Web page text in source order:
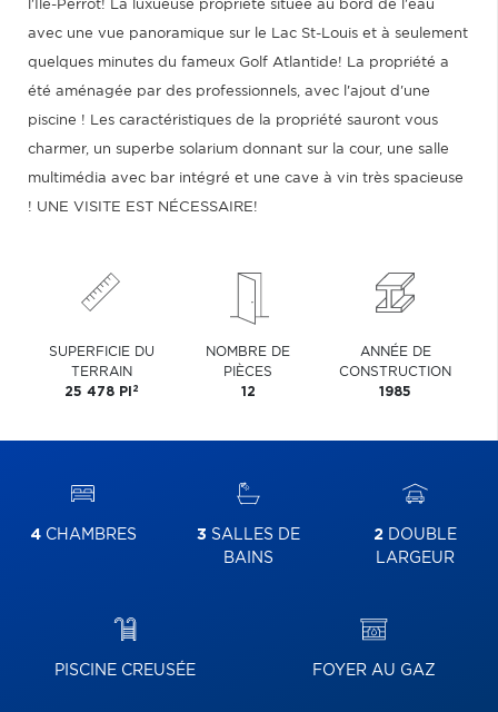
l'Ile-Perrot! La luxueuse propriété située au bord de l'eau
avec une vue panoramique sur le Lac St-Louis et à seulement
quelques minutes du fameux Golf Atlantide! La propriété a
été aménagée par des professionnels, avec l'ajout d'une
piscine ! Les caractéristiques de la propriété sauront vous
charmer, un superbe solarium donnant sur la cour, une salle
multimédia avec bar intégré et une cave à vin très spacieuse
! UNE VISITE EST NÉCESSAIRE!
SUPERFICIE DU
TERRAIN
25 478 PI 2
NOMBRE DE
PIÈCES
12
ANNÉE DE
CONSTRUCTION
1985
4CHAMBRES 3 SALLES DE
BAINS
2DOUBLE
LARGEUR
PISCINE CREUSÉE FOYER AU GAZ